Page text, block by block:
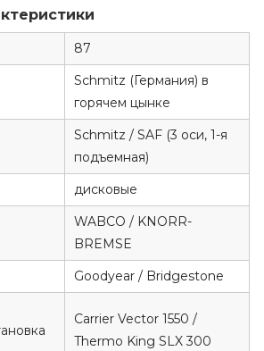
87
Schmitz (Германия) в
горячем цынке
Schmitz / SAF (3 оси, 1-я
подъемная)
дисковые
WABCO / KNORR-
BREMSE
Goodyear / Bridgestone
Carrier Vector 1550 /
Thermo King SLX 300